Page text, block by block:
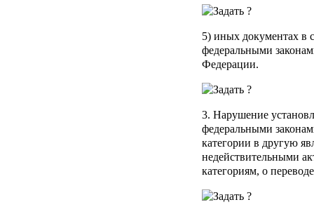
5) иных документах в
федеральными
Федерации.
3. Нарушение
федеральными
категории в другую
недействительными
категориям, о